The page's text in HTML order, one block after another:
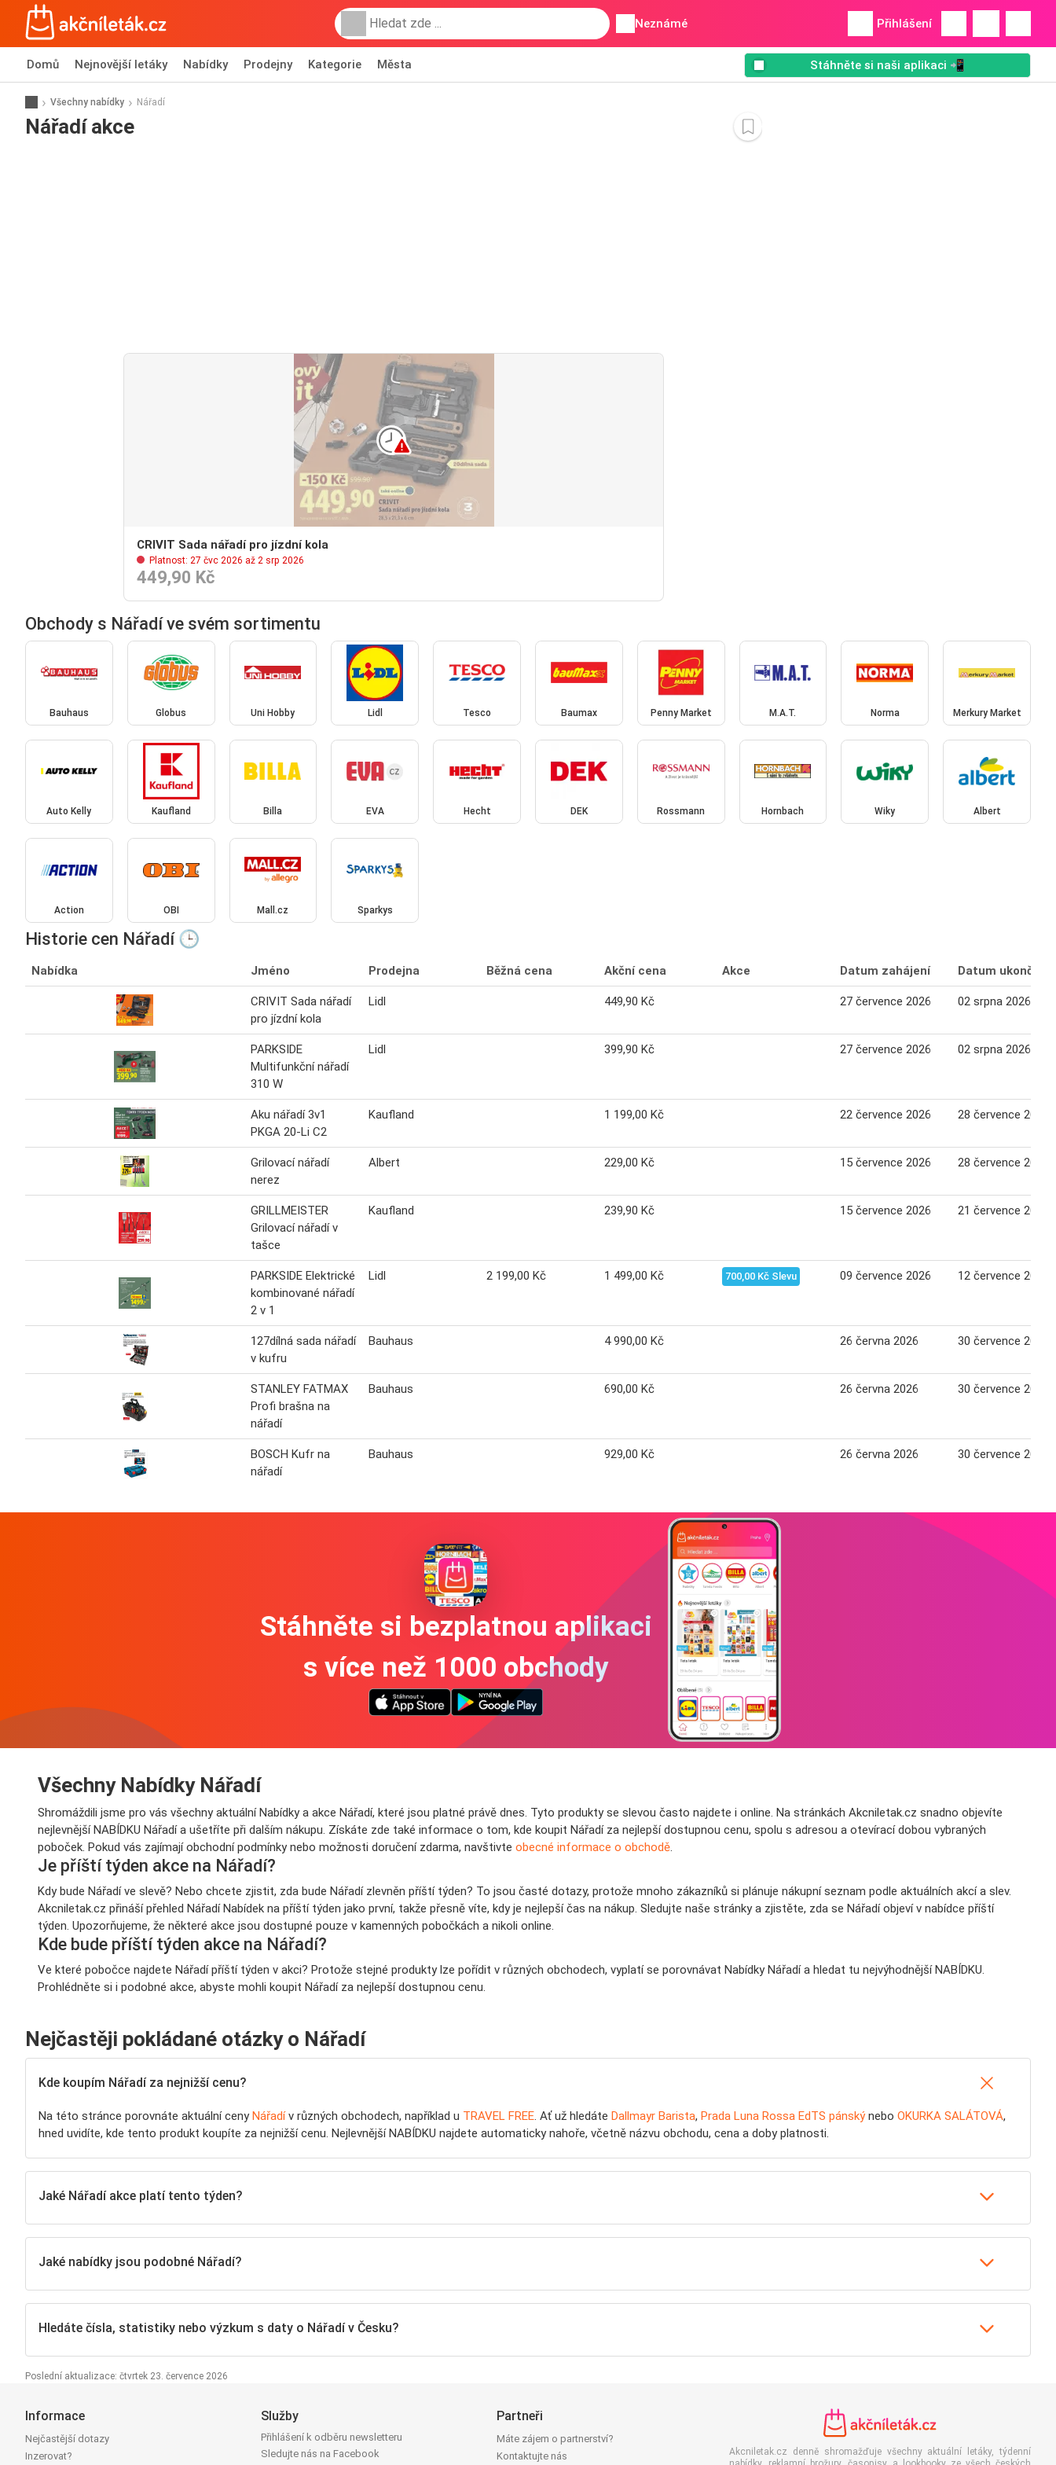
Neznámé Přihlášení
Domů Nejnovější letáky Nabídky Prodejny Kategorie Města Stáhněte si naši aplikaci 📲
Všechny nabídky Nářadí
Nářadí akce
CRIVIT Sada nářadí pro jízdní kola
Platnost: 27 čvc 2026 až 2 srp 2026
449,90 Kč
Obchody s Nářadí ve svém sortimentu
Bauhaus Globus Uni Hobby Lidl Tesco Baumax Penny Market M.A.T. Norma Merkury Market
Auto Kelly Kaufland Billa EVA Hecht DEK Rossmann Hornbach Wiky Albert
Action OBI Mall.cz Sparkys
Historie cen Nářadí 🕒
Nabídka Jméno Prodejna Běžná cena Akční cena Akce Datum zahájení Datum ukončení
CRIVIT Sada nářadí
pro jízdní kola
Lidl 449,90 Kč 27 července 2026 02 srpna 2026
PARKSIDE
Multifunkční nářadí
310 W
Lidl 399,90 Kč 27 července 2026 02 srpna 2026
Aku nářadí 3v1
PKGA 20-Li C2
Kaufland 1 199,00 Kč 22 července 2026 28 července 2026
Grilovací nářadí
nerez
Albert 229,00 Kč 15 července 2026 28 července 2026
GRILLMEISTER
Grilovací nářadí v
tašce
Kaufland 239,90 Kč 15 července 2026 21 července 2026
PARKSIDE Elektrické
kombinované nářadí
2 v 1
Lidl 2 199,00 Kč 1 499,00 Kč 700,00 Kč Slevu 09 července 2026 12 července 2026
127dílná sada nářadí
v kufru
Bauhaus 4 990,00 Kč 26 června 2026 30 července 2026
STANLEY FATMAX
Profi brašna na
nářadí
Bauhaus 690,00 Kč 26 června 2026 30 července 2026
BOSCH Kufr na
nářadí
Bauhaus 929,00 Kč 26 června 2026 30 července 2026
Stáhněte si bezplatnou aplikaci
s více než 1000 obchody
Všechny Nabídky Nářadí
Shromáždili jsme pro vás všechny aktuální Nabídky a akce Nářadí, které jsou platné právě dnes. Tyto produkty se slevou často najdete i online. Na stránkách Akcniletak.cz snadno objevíte
nejlevnější NABÍDKU Nářadí a ušetříte při dalším nákupu. Získáte zde také informace o tom, kde koupit Nářadí za nejlepší dostupnou cenu, spolu s adresou a otevírací dobou vybraných
poboček. Pokud vás zajímají obchodní podmínky nebo možnosti doručení zdarma, navštivte obecné informace o obchodě
Je příští týden akce na Nářadí?
Kdy bude Nářadí ve slevě? Nebo chcete zjistit, zda bude Nářadí zlevněn příští týden? To jsou časté dotazy, protože mnoho zákazníků si plánuje nákupní seznam podle aktuálních akcí a slev.
Akcniletak.cz přináší přehled Nářadí Nabídek na příští týden jako první, takže přesně víte, kdy je nejlepší čas na nákup. Sledujte naše stránky a zjistěte, zda se Nářadí objeví v nabídce příští
týden. Upozorňujeme, že některé akce jsou dostupné pouze v kamenných pobočkách a nikoli online.
Kde bude příští týden akce na Nářadí?
Ve které pobočce najdete Nářadí příští týden v akci? Protože stejné produkty lze pořídit v různých obchodech, vyplatí se porovnávat Nabídky Nářadí a hledat tu nejvýhodnější NABÍDKU.
Prohlédněte si i podobné akce, abyste mohli koupit Nářadí za nejlepší dostupnou cenu.
Nejčastěji pokládané otázky o Nářadí
Kde koupím Nářadí za nejnižší cenu?
Na této stránce porovnáte aktuální cenyNářadív různých obchodech, například u TRAVEL FREE . Ať už hledáte Dallmayr Barista, Prada Luna Rossa EdTS pánskýnebo OKURKA SALÁTOVÁ,
hned uvidíte, kde tento produkt koupíte za nejnižší cenu. Nejlevnější NABÍDKU najdete automaticky nahoře, včetně názvu obchodu, cena a doby platnosti.
Jaké Nářadí akce platí tento týden?
Jaké nabídky jsou podobné Nářadí?
Hledáte čísla, statistiky nebo výzkum s daty o Nářadí v Česku?
Poslední aktualizace: čtvrtek 23. července 2026
Informace
Nejčastější dotazy
Inzerovat?
Služby
Přihlášení k odběru newsletteru
Sledujte nás na Facebook
Partneři
Máte zájem o partnerství?
Kontaktujte nás
Akcniletak.cz denně shromažďuje všechny aktuální letáky, týdenní